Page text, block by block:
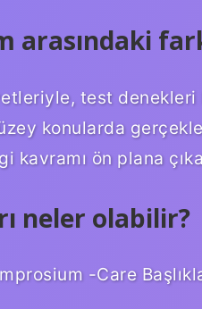
arasındaki
test
konularda
kavramı ön plana
neler olabilir?
-Care